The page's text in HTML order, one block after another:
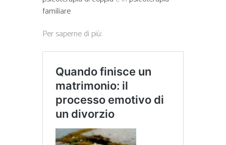
familiare
Per saperne di più: